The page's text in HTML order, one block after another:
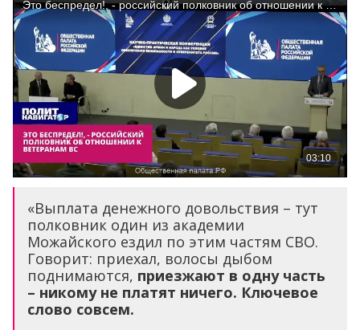
«Выплата денежного довольствия – тут
полковник один из академии
Можайского ездил по этим частям СВО.
Говорит: приехал, волосы дыбом
поднимаются, приезжают в одну часть
– никому не платят ничего. Ключевое
слово совсем.